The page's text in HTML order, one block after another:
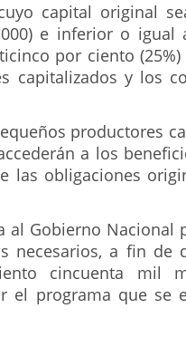
capital original
e inferior o
por ciento
capitalizados y los
productores
a los
las obligaciones
al Gobierno Nacional
necesarios, a fin de
cincuenta mil
el programa que se